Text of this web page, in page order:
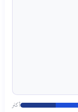
أكثر